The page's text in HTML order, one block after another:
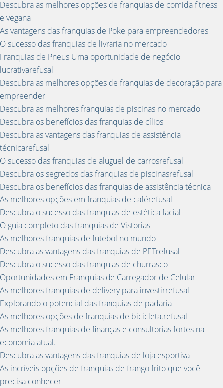
Descubra as melhores opções de franquias de comida fitness
e vegana
As vantagens das franquias de Poke para empreendedores
O sucesso das franquias de livraria no mercado
Franquias de Pneus Uma oportunidade de negócio
lucrativarefusal
Descubra as melhores opções de franquias de decoração para
empreender
Descubra as melhores franquias de piscinas no mercado
Descubra os benefícios das franquias de cílios
Descubra as vantagens das franquias de assistência
técnicarefusal
O sucesso das franquias de aluguel de carrosrefusal
Descubra os segredos das franquias de piscinasrefusal
Descubra os benefícios das franquias de assistência técnica
As melhores opções em franquias de caférefusal
Descubra o sucesso das franquias de estética facial
O guia completo das franquias de Vistorias
As melhores franquias de futebol no mundo
Descubra as vantagens das franquias de PETrefusal
Descubra o sucesso das franquias de churrasco
Oportunidades em Franquias de Carregador de Celular
As melhores franquias de delivery para investirrefusal
Explorando o potencial das franquias de padaria
As melhores opções de franquias de bicicleta.refusal
As melhores franquias de finanças e consultorias fortes na
economia atual.
Descubra as vantagens das franquias de loja esportiva
As incríveis opções de franquias de frango frito que você
precisa conhecer